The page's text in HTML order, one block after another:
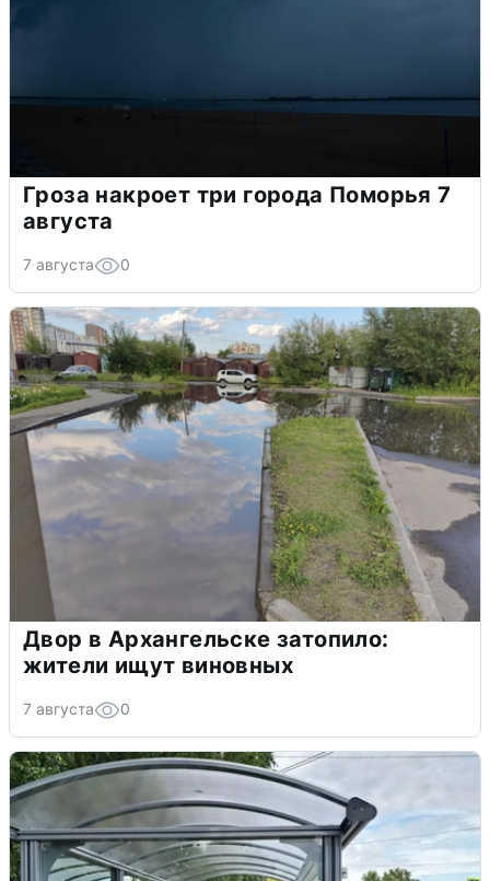
Гроза накроет три города Поморья 7
августа
7 августа 0
Двор в Архангельске затопило:
жители ищут виновных
7 августа 0